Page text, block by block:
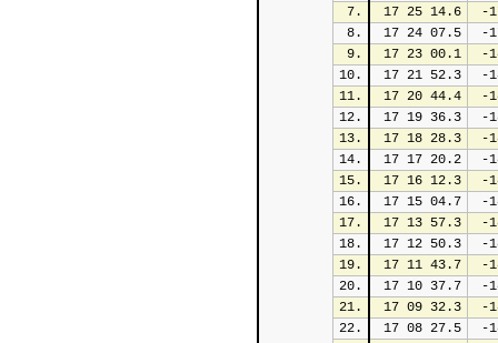
7.
17 25 14.6
-
8.
17 24 07.5
-
9.
17 23 00.1
-
10.
17 21 52.3
-
11.
17 20 44.4
-
12.
17 19 36.3
-
13.
17 18 28.3
-
14.
17 17 20.2
-
15.
17 16 12.3
-
16.
17 15 04.7
-
17.
17 13 57.3
-
18.
17 12 50.3
-
19.
17 11 43.7
-
20.
17 10 37.7
-
21.
17 09 32.3
-
22.
17 08 27.5
-